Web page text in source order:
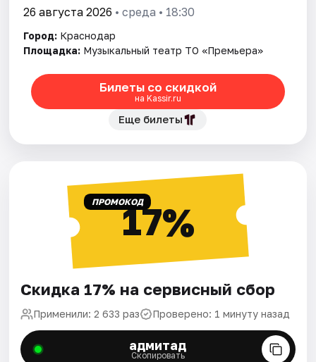
26 августа 2026 • среда • 18:30
Город: Краснодар
Площадка: Музыкальный театр ТО «Премьера»
Билеты со скидкой
на Kassir.ru
Еще билеты
ПРОМОКОД17%
Скидка 17% на сервисный сбор
Применили: 2 633 раз Проверено: 1 минуту назад
адмитад
Скопировать